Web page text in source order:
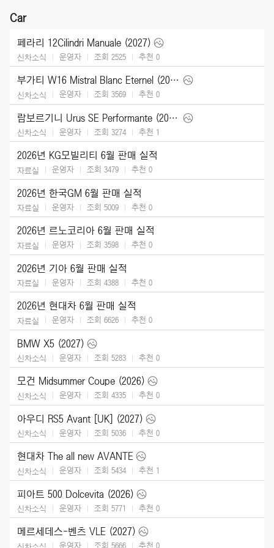
Car
페라리 12Cilindri Manuale (2027)
신차소식 운영자 조회 2525 추천 0
부가티 W16 Mistral Blanc Eternel (2026)
신차소식 운영자 조회 3569 추천 0
람보르기니 Urus SE Performante (2027)
신차소식 운영자 조회 3274 추천 1
2026년 KG모빌리티 6월 판매 실적
자료실 운영자 조회 3479 추천 0
2026년 한국GM 6월 판매 실적
자료실 운영자 조회 5009 추천 0
2026년 르노코리아 6월 판매 실적
자료실 운영자 조회 3598 추천 0
2026년 기아 6월 판매 실적
자료실 운영자 조회 4388 추천 0
2026년 현대차 6월 판매 실적
자료실 운영자 조회 6626 추천 0
BMW X5 (2027)
신차소식 운영자 조회 5283 추천 0
모건 Midsummer Coupe (2026)
신차소식 운영자 조회 4335 추천 0
아우디 RS5 Avant [UK] (2027)
신차소식 운영자 조회 5036 추천 0
현대차 The all new AVANTE
신차소식 운영자 조회 5434 추천 1
피아트 500 Dolcevita (2026)
신차소식 운영자 조회 5771 추천 0
메르세데스-벤츠 VLE (2027)
운영자 조회 5666 추천 0